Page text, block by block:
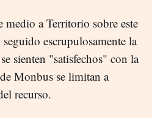
medio a Territorio sobre este
escrupulosamente la
sienten "satisfechos" con la
Monbus se limitan a
recurso.